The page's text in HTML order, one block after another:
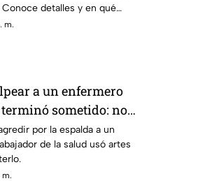
detalles y en qué
m.
a un enfermero
sometido: no
en artes
por la espalda a un
de la salud usó artes
m.